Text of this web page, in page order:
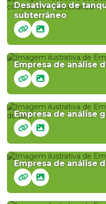
Desativação de
subterrâneo
Empresa de análise
Empresa de análise
Empresa de análise